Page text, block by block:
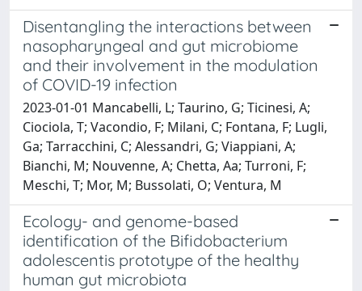
Disentangling the interactions between
nasopharyngeal and gut microbiome
and their involvement in the modulation
of COVID-19 infection
2023-01-01 Mancabelli, L; Taurino, G; Ticinesi, A;
Ciociola, T; Vacondio, F; Milani, C; Fontana, F; Lugli,
Ga; Tarracchini, C; Alessandri, G; Viappiani, A;
Bianchi, M; Nouvenne, A; Chetta, Aa; Turroni, F;
Meschi, T; Mor, M; Bussolati, O; Ventura, M
Ecology- and genome-based
identification of the Bifidobacterium
adolescentis prototype of the healthy
human gut microbiota